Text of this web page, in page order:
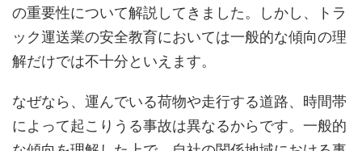
の重要性について解説してきました。しかし、トラ
ック運送業の安全教育においては一般的な傾向の理
解だけでは不十分といえます。
なぜなら、運んでいる荷物や走行する道路、時間帯
によって起こりうる事故は異なるからです。一般的